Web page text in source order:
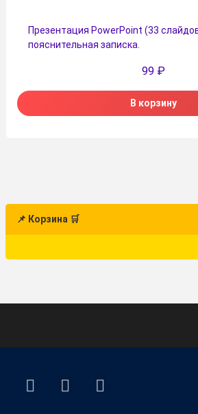
Презентация PowerPoint (33
пояснительная записка.
99 ₽
В корзину
📌 Корзина 🛒
ВКонтакте
YouTube
E-mail